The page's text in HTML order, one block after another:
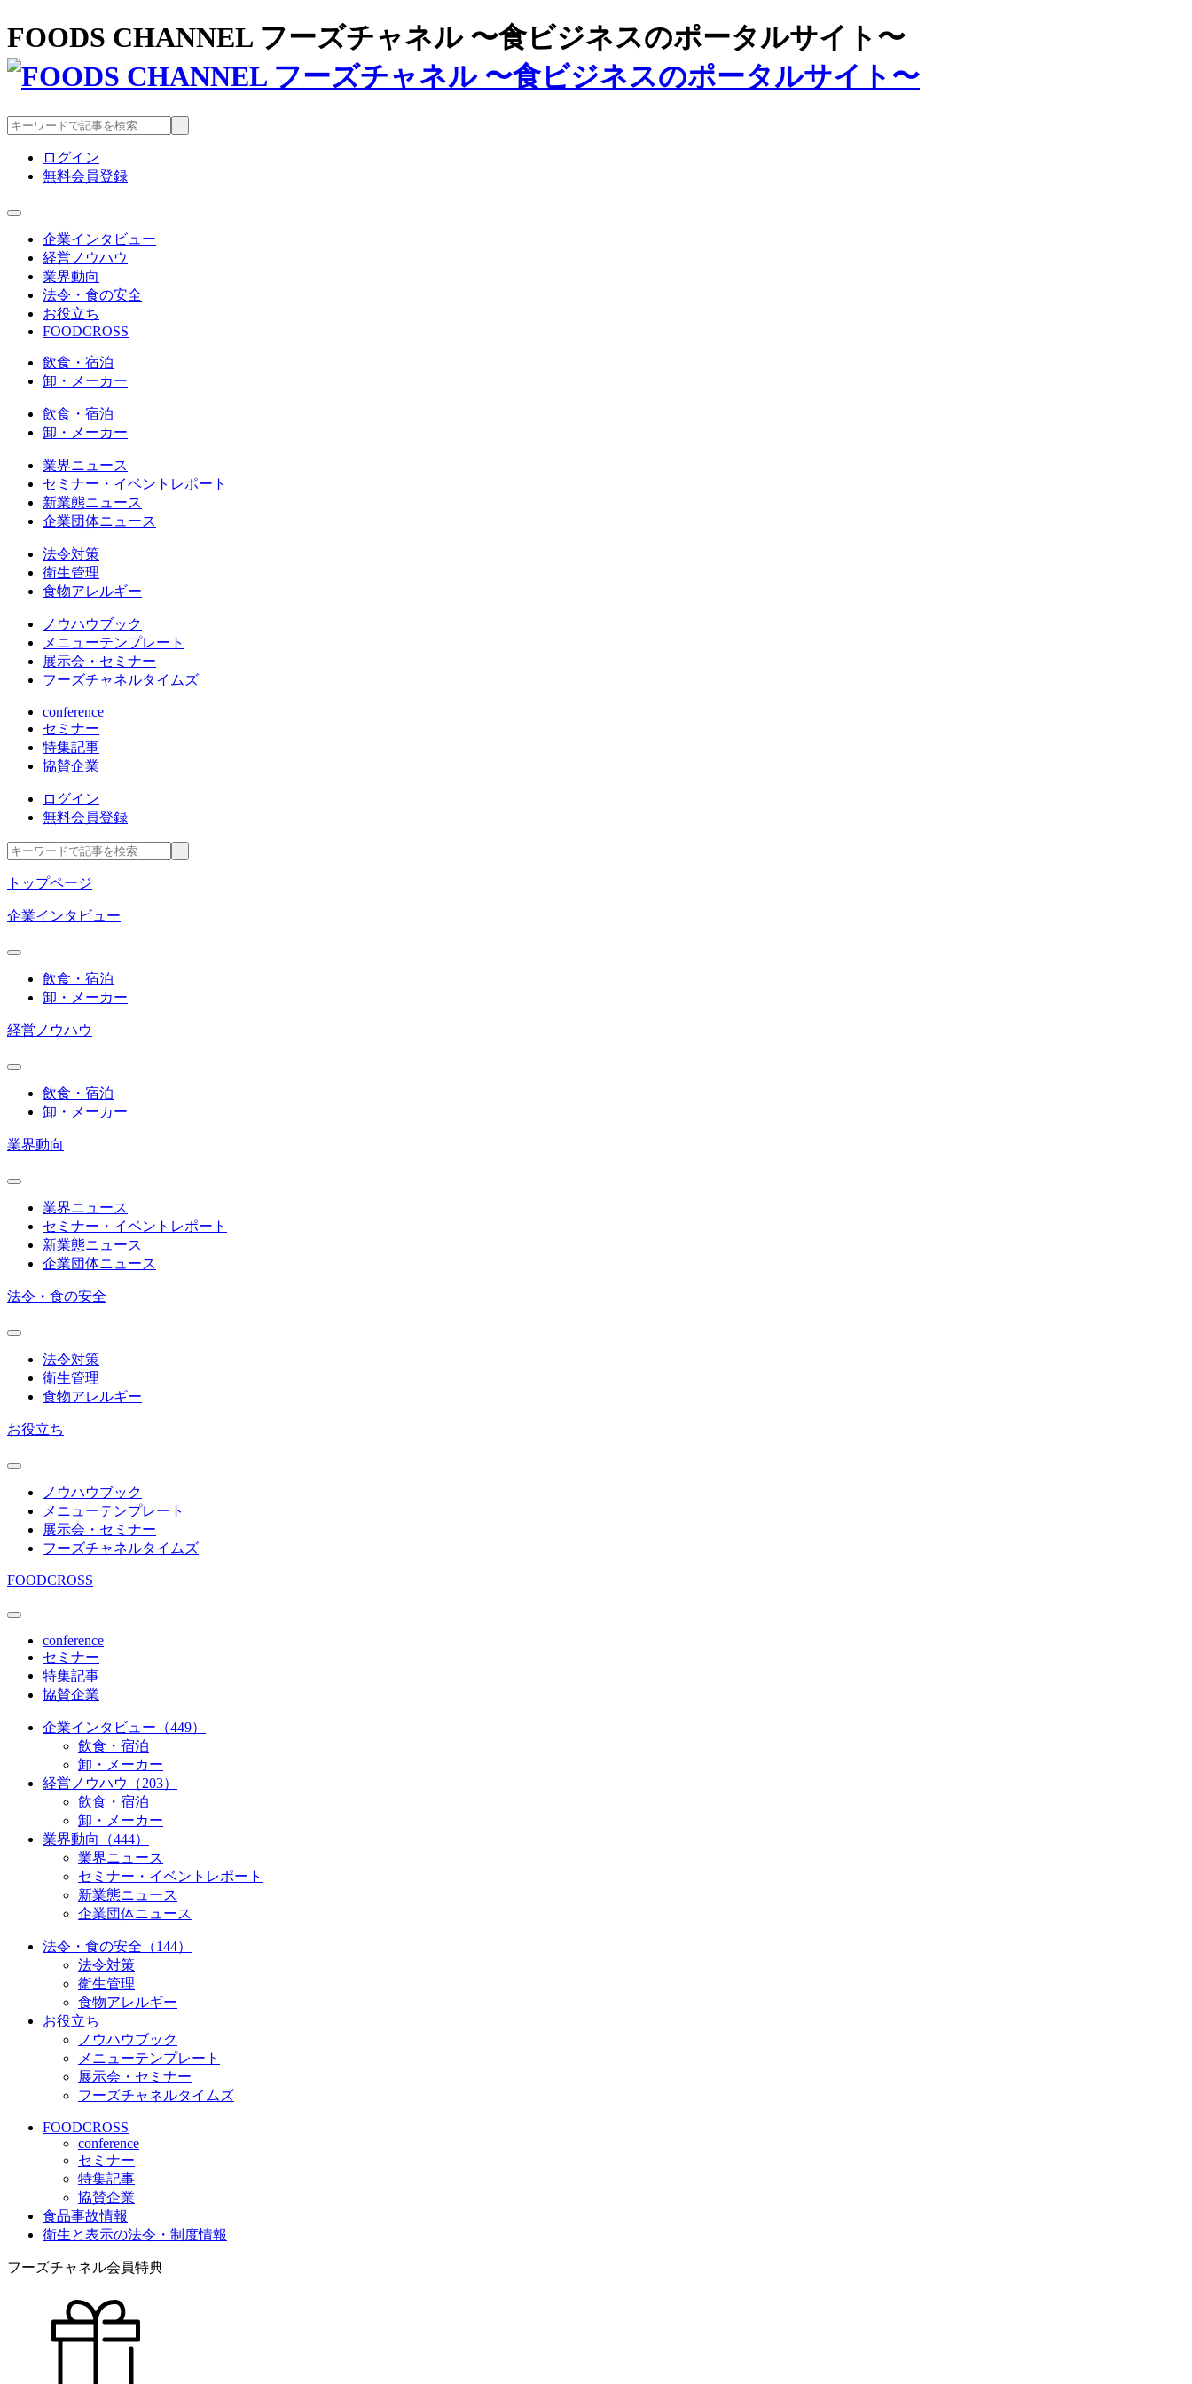
FOODS CHANNEL フーズチャネル 〜食ビジネスのポータルサイト〜
ログイン
無料会員登録
企業インタビュー
経営ノウハウ
業界動向
法令・食の安全
お役立ち
FOODCROSS
飲食・宿泊
卸・メーカー
飲食・宿泊
卸・メーカー
業界ニュース
セミナー・イベントレポート
新業態ニュース
企業団体ニュース
法令対策
衛生管理
食物アレルギー
ノウハウブック
メニューテンプレート
展示会・セミナー
フーズチャネルタイムズ
conference
セミナー
特集記事
協賛企業
ログイン
無料会員登録
トップページ
企業インタビュー
飲食・宿泊
卸・メーカー
経営ノウハウ
飲食・宿泊
卸・メーカー
業界動向
業界ニュース
セミナー・イベントレポート
新業態ニュース
企業団体ニュース
法令・食の安全
法令対策
衛生管理
食物アレルギー
お役立ち
ノウハウブック
メニューテンプレート
展示会・セミナー
フーズチャネルタイムズ
FOODCROSS
conference
セミナー
特集記事
協賛企業
企業インタビュー（449）
飲食・宿泊
卸・メーカー
経営ノウハウ（203）
飲食・宿泊
卸・メーカー
業界動向（444）
業界ニュース
セミナー・イベントレポート
新業態ニュース
企業団体ニュース
法令・食の安全（144）
法令対策
衛生管理
食物アレルギー
お役立ち
ノウハウブック
メニューテンプレート
展示会・セミナー
フーズチャネルタイムズ
FOODCROSS
conference
セミナー
特集記事
協賛企業
食品事故情報
衛生と表示の法令・制度情報
フーズチャネル会員特典